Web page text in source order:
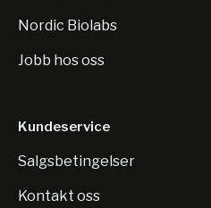
Nordic Biolabs
Jobb hos oss
Kundeservice
Salgsbetingelser
Kontakt oss